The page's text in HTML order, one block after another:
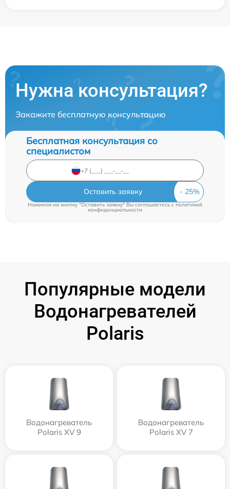
Нужна консультация?
Закажите бесплатную консультацию
Бесплатная консультация со
специалистом
Оставить заявку
Нажимая на кнопку "Оставить заявку" Вы соглашаетесь cполитикой
конфиденциальности
Популярные модели
Водонагревателей
Polaris
Водонагреватель
Polaris XV 9
Водонагреватель
Polaris XV 7